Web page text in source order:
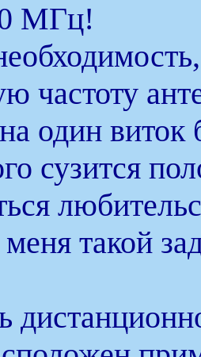
МГц!
частоту
один
сузится
такой